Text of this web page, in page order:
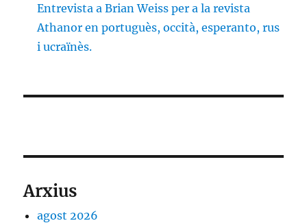
Entrevista a Brian Weiss per a la revista
Athanor en portuguès, occità, esperanto, rus
i ucraïnès.
Arxius
agost 2026